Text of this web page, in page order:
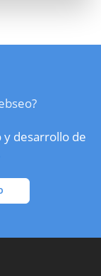
y desarrollo de